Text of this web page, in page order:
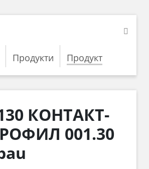
Продукти Продукт
КОНТАКТ-
001.30